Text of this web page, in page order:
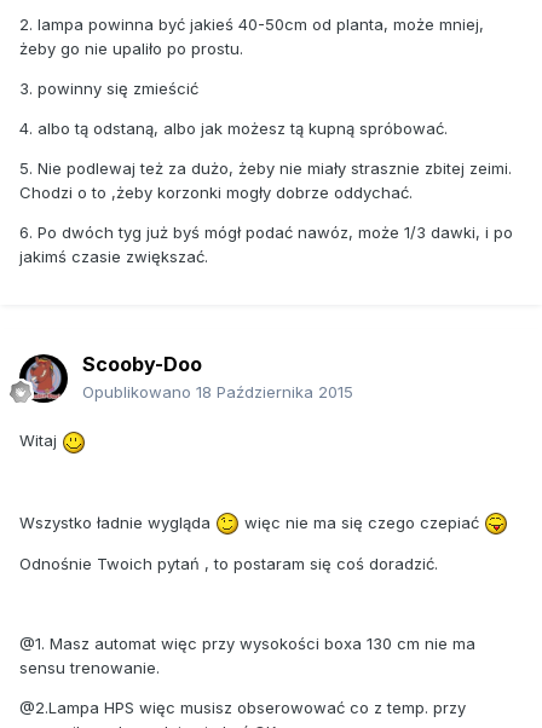
2. lampa powinna być jakieś 40-50cm od planta, może mniej,
żeby go nie upaliło po prostu.
3. powinny się zmieścić
4. albo tą odstaną, albo jak możesz tą kupną spróbować.
5. Nie podlewaj też za dużo, żeby nie miały strasznie zbitej zeimi.
Chodzi o to ,żeby korzonki mogły dobrze oddychać.
6. Po dwóch tyg już byś mógł podać nawóz, może 1/3 dawki, i po
jakimś czasie zwiększać.
Scooby-Doo
Opublikowano 18 Października 2015
Witaj
Wszystko ładnie wygląda więc nie ma się czego czepiać
Odnośnie Twoich pytań , to postaram się coś doradzić.
@1. Masz automat więc przy wysokości boxa 130 cm nie ma
sensu trenowanie.
@2.Lampa HPS więc musisz obserowować co z temp. przy